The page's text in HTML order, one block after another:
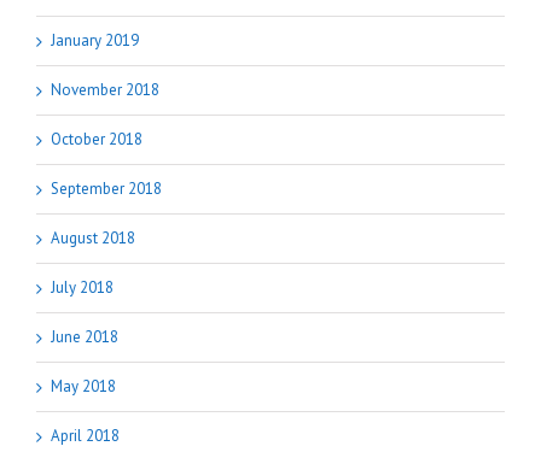
January 2019
November 2018
October 2018
September 2018
August 2018
July 2018
June 2018
May 2018
April 2018